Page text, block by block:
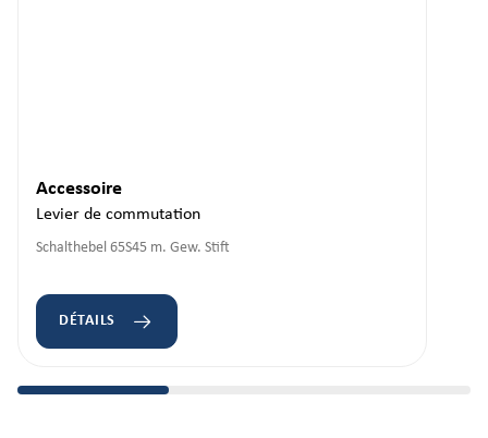
Accessoire
Levier de commutation
Schalthebel 65S45 m. Gew. Stift
DÉTAILS